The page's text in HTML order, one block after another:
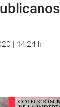
| 14:24 h